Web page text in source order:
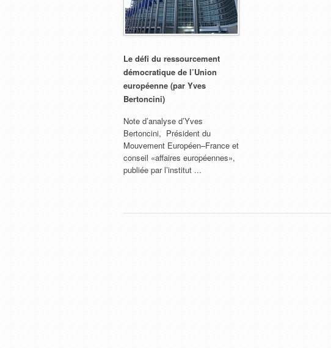
Le défi du ressourcement
démocratique de l’Union
européenne (par Yves
Bertoncini)
Note d’analyse d’Yves
Bertoncini, Président du
Mouvement Européen–France et
conseil «affaires européennes»,
publiée par l’institut ...